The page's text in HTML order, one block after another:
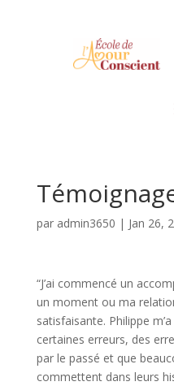
par admin3650 | Jan 26,
“J’ai commencé un
un moment ou ma
satisfaisante. Philippe
certaines erreurs, des
par le passé et que
commettent dans leurs